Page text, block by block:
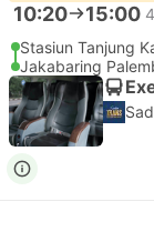
10:20 15:00
Stasiun Tanjung
Jakabaring